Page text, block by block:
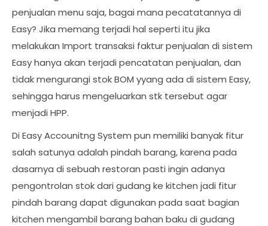
penjualan menu saja, bagai mana pecatatannya di
Easy? Jika memang terjadi hal seperti itu jika
melakukan Import transaksi faktur penjualan di sistem
Easy hanya akan terjadi pencatatan penjualan, dan
tidak mengurangi stok BOM yyang ada di sistem Easy,
sehingga harus mengeluarkan stk tersebut agar
menjadi HPP.
Di Easy Accounitng System pun memiliki banyak fitur
salah satunya adalah pindah barang, karena pada
dasarnya di sebuah restoran pasti ingin adanya
pengontrolan stok dari gudang ke kitchen jadi fitur
pindah barang dapat digunakan pada saat bagian
kitchen mengambil barang bahan baku di gudang